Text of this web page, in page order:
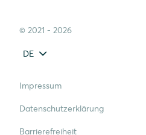
© 2021 - 2026
DE
Impressum
Datenschutzerklärung
Barrierefreiheit